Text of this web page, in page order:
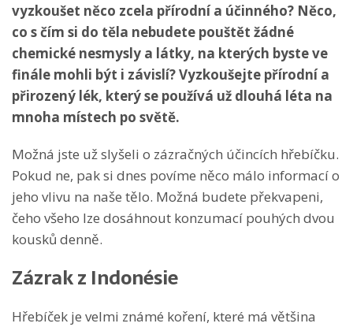
vyzkoušet něco zcela přírodní a účinného? Něco,
co s čím si do těla nebudete pouštět žádné
chemické nesmysly a látky, na kterých byste ve
finále mohli být i závislí? Vyzkoušejte přírodní a
přirozený lék, který se používá už dlouhá léta na
mnoha místech po světě.
Možná jste už slyšeli o zázračných účincích hřebíčku.
Pokud ne, pak si dnes povíme něco málo informací o
jeho vlivu na naše tělo. Možná budete překvapeni,
čeho všeho lze dosáhnout konzumací pouhých dvou
kousků denně.
Zázrak z Indonésie
Hřebíček je velmi známé koření, které má většina